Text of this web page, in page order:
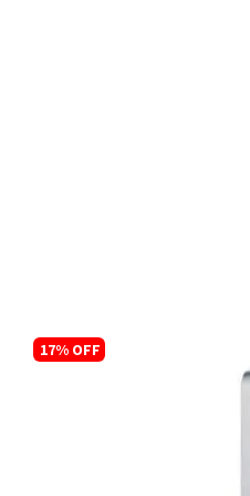
17% OFF